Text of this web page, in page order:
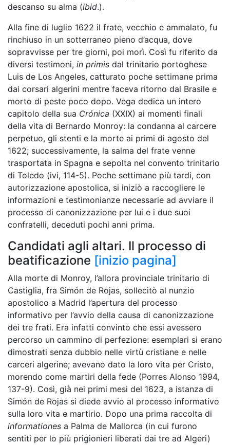
descanso su alma (ibid.).
Alla fine di luglio 1622 il frate, vecchio e ammalato, fu
rinchiuso in un sotterraneo pieno d’acqua, dove
sopravvisse per tre giorni, poi morì. Così fu riferito da
diversi testimoni, in primis dal trinitario portoghese
Luis de Los Angeles, catturato poche settimane prima
dai corsari algerini mentre faceva ritorno dal Brasile e
morto di peste poco dopo. Vega dedica un intero
capitolo della sua Crónica (XXIX) ai momenti finali
della vita di Bernardo Monroy: la condanna al carcere
perpetuo, gli stenti e la morte ai primi di agosto del
1622; successivamente, la salma del frate venne
trasportata in Spagna e sepolta nel convento trinitario
di Toledo (ivi, 114-5). Poche settimane più tardi, con
autorizzazione apostolica, si iniziò a raccogliere le
informazioni e testimonianze necessarie ad avviare il
processo di canonizzazione per lui e i due suoi
confratelli, deceduti pochi anni prima.
Candidati agli altari. Il processo di
beatificazione [inizio pagina]
Alla morte di Monroy, l’allora provinciale trinitario di
Castiglia, fra Simón de Rojas, sollecitò al nunzio
apostolico a Madrid l’apertura del processo
informativo per l’avvio della causa di canonizzazione
dei tre frati. Era infatti convinto che essi avessero
percorso un cammino di perfezione: esemplari si erano
dimostrati senza dubbio nelle virtù cristiane e nelle
carceri algerine; avevano dato la loro vita per Cristo,
morendo come martiri della fede (Porres Alonso 1994,
137-9). Così, già nei primi mesi del 1623, a istanza di
Simón de Rojas si diede avvio al processo informativo
sulla loro vita e martirio. Dopo una prima raccolta di
informationes a Palma de Mallorca (in cui furono
sentiti per lo più prigionieri liberati dai tre ad Algeri)